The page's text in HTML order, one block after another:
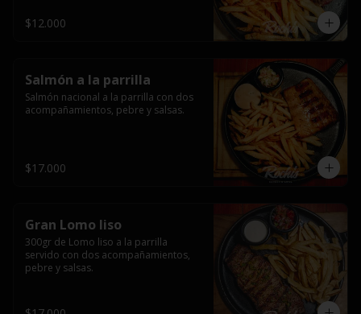
$12.000
Salmón a la parrilla
Salmón nacional a la parrilla con dos
acompañamientos, pebre y salsas.
$17.000
Gran Lomo liso
300gr de Lomo liso a la parrilla
servido con dos acompañamientos,
pebre y salsas.